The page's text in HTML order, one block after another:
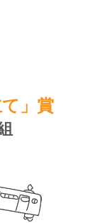
」賞